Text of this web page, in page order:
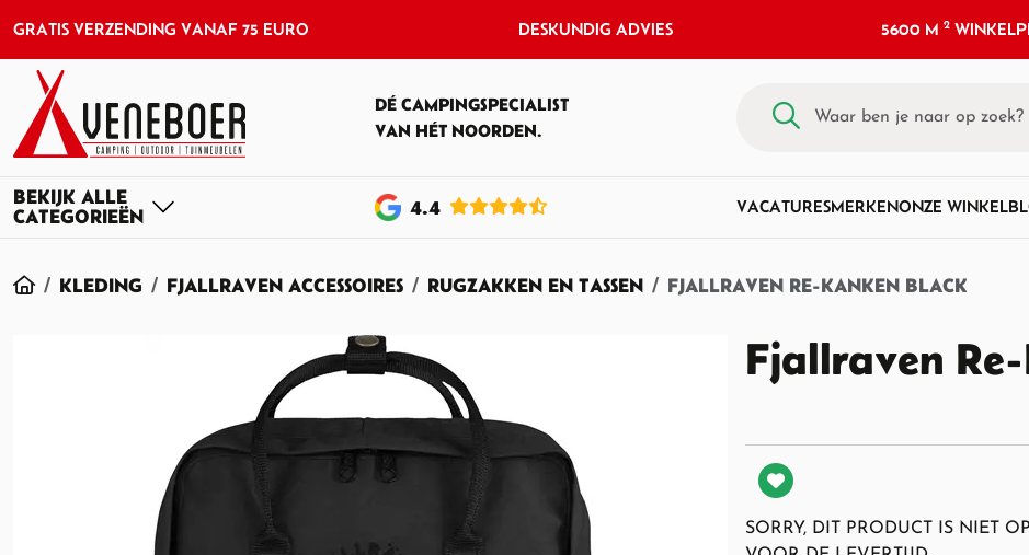
GRATIS VERZENDING VANAF 75 EURO DESKUNDIG ADVIES 5600 M2
DÉ CAMPINGSPECIALIST
VAN HÉT NOORDEN.
4.4 VACATURESMERKENONZE WINKEL
HOMEKLEDING FJALLRAVEN ACCESSOIRES RUGZAKKEN EN TASSEN FJALLRAVEN RE-KANKEN BLACK
Fjallraven
SORRY, DIT PRODUCT IS NIET